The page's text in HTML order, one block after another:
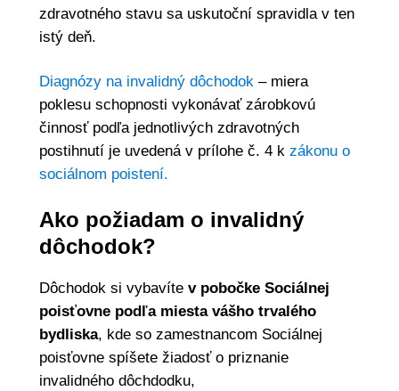
zdravotného stavu sa uskutoční spravidla v ten
istý deň.
Diagnózy na invalidný dôchodok – miera
poklesu schopnosti vykonávať zárobkovú
činnosť podľa jednotlivých zdravotných
postihnutí je uvedená v prílohe č. 4 k zákonu o
sociálnom poistení.
Ako požiadam o invalidný
dôchodok?
Dôchodok si vybavítev pobočke Sociálnej
poisťovne podľa miesta vášho trvalého
bydliska, kde so zamestnancom Sociálnej
poisťovne spíšete žiadosť o priznanie
invalidného dôchdodku,